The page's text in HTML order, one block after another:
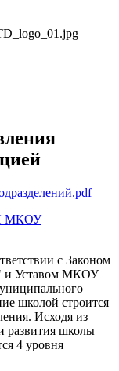
МКОУ
с Законом
и Уставом МКОУ
школой строится
Исходя из
развития школы
4 уровня